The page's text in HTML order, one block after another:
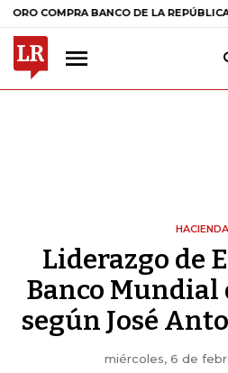
BANCO DE LA REPÚBLICA $
HACIENDA
Liderazgo de
Banco Mundial
según José
miércoles, 6 de